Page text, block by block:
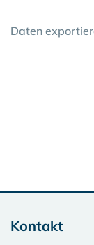
Daten
Kontakt